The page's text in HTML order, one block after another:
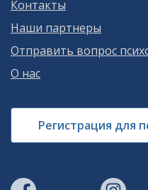
Контакты
Наши партнеры
Отправить вопрос
О нас
Регистрация для